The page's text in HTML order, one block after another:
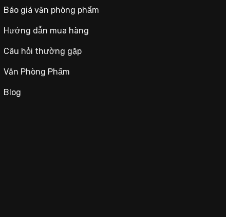
Báo giá văn phòng phẩm
Hướng dẫn mua hàng
Câu hỏi thường gặp
Văn Phòng Phẩm
Blog